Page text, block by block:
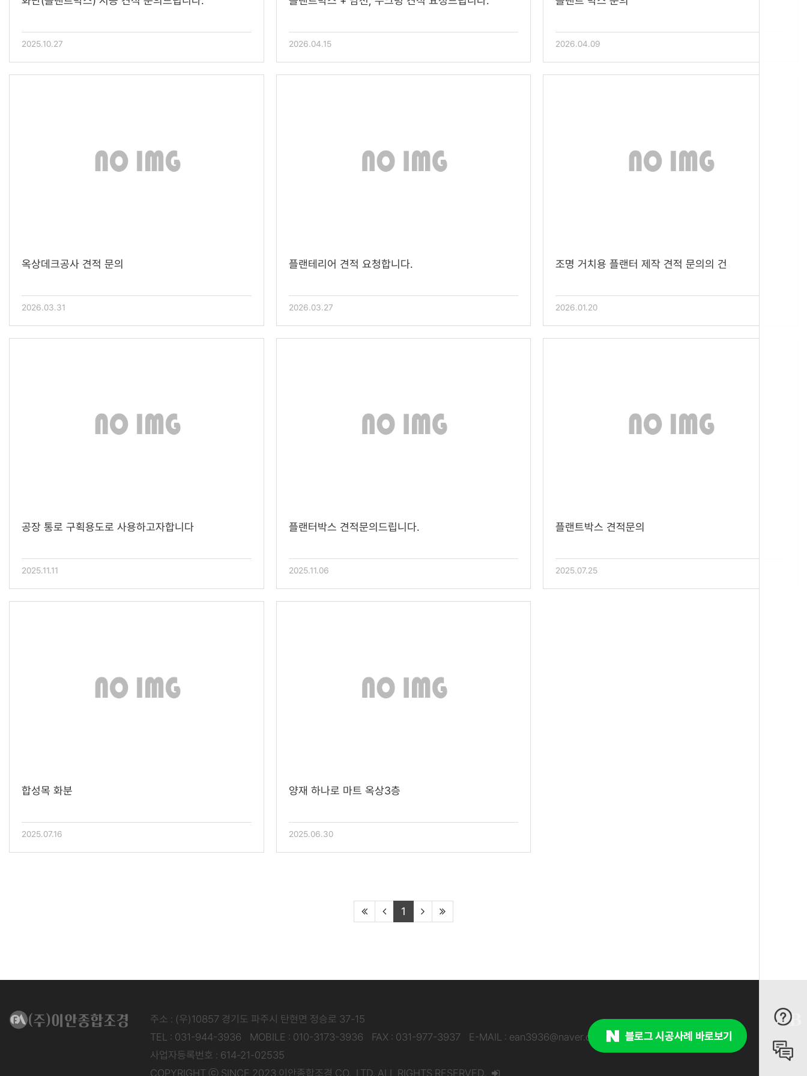
견적문의
2025.10.27 2026.04.15 2026.04.09
옥상데크공사 견적 문의
2026.03.31
플랜테리어 견적 요청합니다.
2026.03.27
조명 거치용 플랜터 제작 견적 문의의 건
2026.01.20
공장 통로 구획용도로 사용하고자합니다
2025.11.11
플랜터박스 견적문의드립니다.
2025.11.06
플랜트박스 견적문의
2025.07.25
합성목 화분
2025.07.16
양재 하나로 마트 옥상3층
2025.06.30
1
주소 : (우)10857 경기도 파주시 탄현면 정승로 37-15
TEL : 031-944-3936
MOBILE : 010-3173-3936 FAX : 031-977-3937
E-MAIL : ean3936@naver.com
사업자등록번호 : 614-21-02535
COPYRIGHT ⓒ SINCE 2023 이안종합조경 CO., LTD. ALL RIGHTS RESERVED.